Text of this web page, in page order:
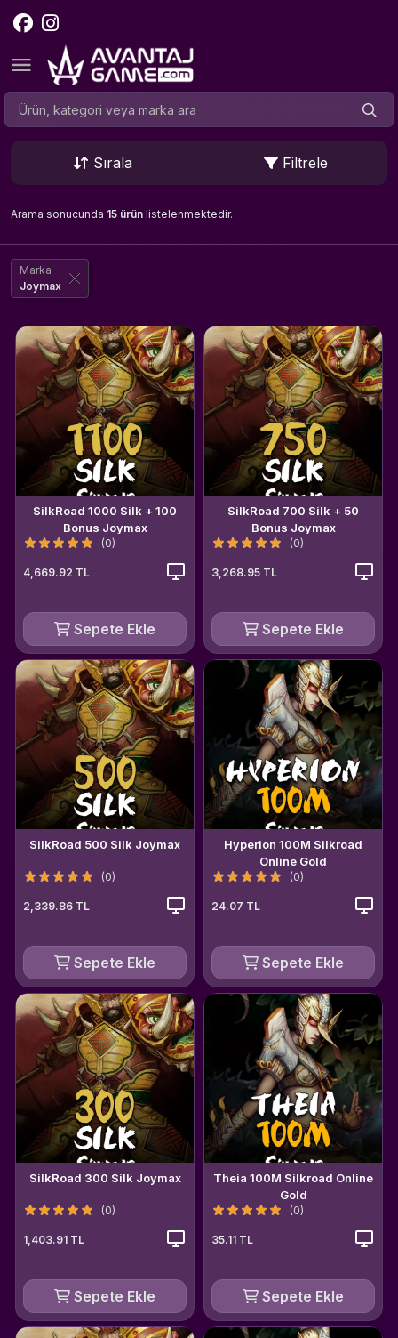
Sırala Filtrele
Arama sonucunda 15 ürün listelenmektedir.
Marka
Joymax
SilkRoad 1000 Silk + 100
Bonus Joymax
(0)
4,669.92 TL
Sepete Ekle
SilkRoad 700 Silk + 50
Bonus Joymax
(0)
3,268.95 TL
Sepete Ekle
SilkRoad 500 Silk Joymax
(0)
2,339.86 TL
Sepete Ekle
Hyperion 100M Silkroad
Online Gold
(0)
24.07 TL
Sepete Ekle
SilkRoad 300 Silk Joymax
(0)
1,403.91 TL
Sepete Ekle
Theia 100M Silkroad Online
Gold
(0)
35.11 TL
Sepete Ekle